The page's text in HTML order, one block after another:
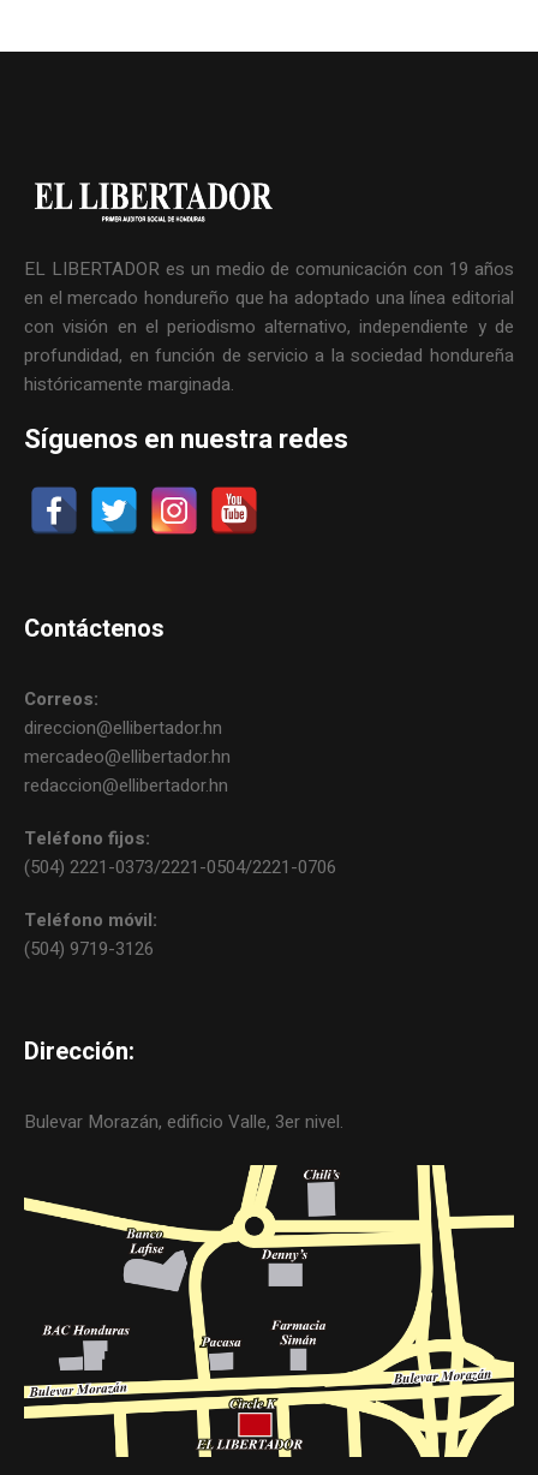
EL LIBERTADOR es un medio de comunicación con 19 años
en el mercado hondureño que ha adoptado una línea editorial
con visión en el periodismo alternativo, independiente y de
profundidad, en función de servicio a la sociedad hondureña
históricamente marginada.
Síguenos en nuestra redes
Contáctenos
Correos:
direccion@ellibertador.hn
mercadeo@ellibertador.hn
redaccion@ellibertador.hn
Teléfono fijos:
(504) 2221-0373/2221-0504/2221-0706
Teléfono móvil:
(504) 9719-3126
Dirección:
Bulevar Morazán, edificio Valle, 3er nivel.